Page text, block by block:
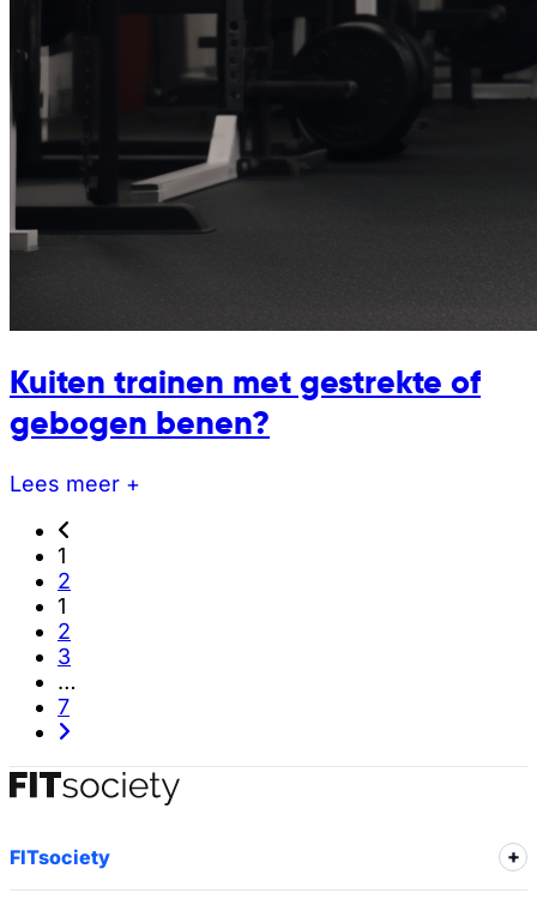
Kuiten trainen met gestrekte of
gebogen benen?
Lees meer +
1
2
1
2
3
…
7
FITsociety